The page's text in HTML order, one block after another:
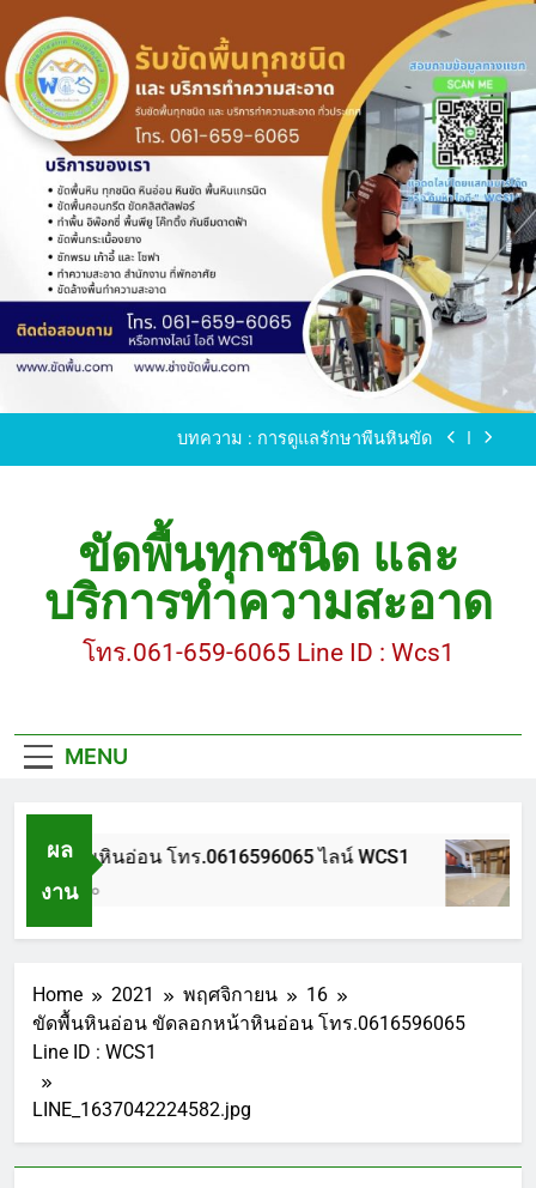
to
content
ขัดพื้นหินขัด อบต.แหลมบัวนครปฐม
ขัดพื้นหินอ่อน โทร.0616596065 ไลน์ WCS1
บทความ : การดูแลรักษาพื้นหินขัด
ขัดพื้นหินขัด อบต.แหลมบัวนครปฐม
ขัดพื้นหินอ่อน โทร.0616596065 ไลน์ WCS1
บทความ : การดูแลรักษาพื้นหินขัด
ขัดพื้นทุกชนิด และ
บริการทำความสะอาด
โทร.061-659-6065 Line ID : Wcs1
MENU
ผล
งาน
ขัดพื้นหินอ่อน โทร.0616596065 ไลน์ WCS1
1 ปี Ago
Home 2021 พฤศจิกายน
16
ขัดพื้นหินอ่อน ขัดลอกหน้าหินอ่อน โทร.0616596065
Line ID : WCS1
LINE_1637042224582.jpg